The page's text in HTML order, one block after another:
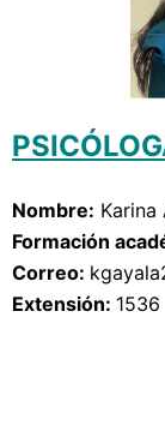
Nombre: Karina
Formación
Correo:
Extensión: 1536